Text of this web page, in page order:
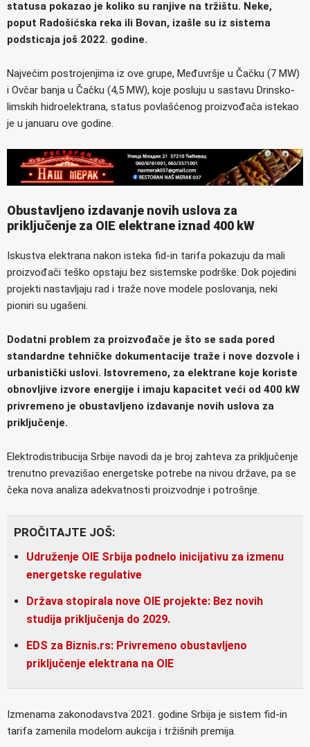
statusa pokazao je koliko su ranjive na tržištu. Neke,
poput Radošićska reka ili Bovan, izašle su iz sistema
podsticaja još 2022. godine.
Najvećim postrojenjima iz ove grupe, Međuvršje u Čačku (7 MW)
i Ovčar banja u Čačku (4,5 MW), koje posluju u sastavu Drinsko-
limskih hidroelektrana, status povlašćenog proizvođača istekao
je u januaru ove godine.
Obustavljeno izdavanje novih uslova za
priključenje za OIE elektrane iznad 400 kW
Iskustva elektrana nakon isteka fid-in tarifa pokazuju da mali
proizvođači teško opstaju bez sistemske podrške. Dok pojedini
projekti nastavljaju rad i traže nove modele poslovanja, neki
pioniri su ugašeni.
Dodatni problem za proizvođače je što se sada pored
standardne tehničke dokumentacije traže i nove dozvole i
urbanistički uslovi. Istovremeno, za elektrane koje koriste
obnovljive izvore energije i imaju kapacitet veći od 400 kW
privremeno je obustavljeno izdavanje novih uslova za
priključenje.
Elektrodistribucija Srbije navodi da je broj zahteva za priključenje
trenutno prevazišao energetske potrebe na nivou države, pa se
čeka nova analiza adekvatnosti proizvodnje i potrošnje.
PROČITAJTE JOŠ:
Udruženje OIE Srbija podnelo inicijativu za izmenu
energetske regulative
Država stopirala nove OIE projekte: Bez novih
studija priključenja do 2029.
EDS za Biznis.rs: Privremeno obustavljeno
priključenje elektrana na OIE
Izmenama zakonodavstva 2021. godine Srbija je sistem fid-in
tarifa zamenila modelom aukcija i tržišnih premija.